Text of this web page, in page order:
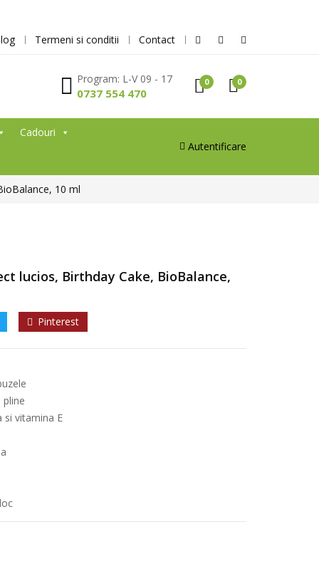
Termeni si conditii Contact
Program: L-V 09 - 17
0737 554 470
0 0
Cadouri
Autentificare
10 ml
lucios, Birthday Cake, BioBalance,
Pinterest
si vitamina E